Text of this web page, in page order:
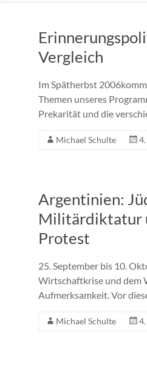
Vergleich
Im Spätherbst
Themen unseres
Prekarität und die
Michael Schulte
Argentinien:
Militärdiktatur
Protest
25. September bis 10.
Wirtschaftkrise und dem
Aufmerksamkeit. Vor
Michael Schulte